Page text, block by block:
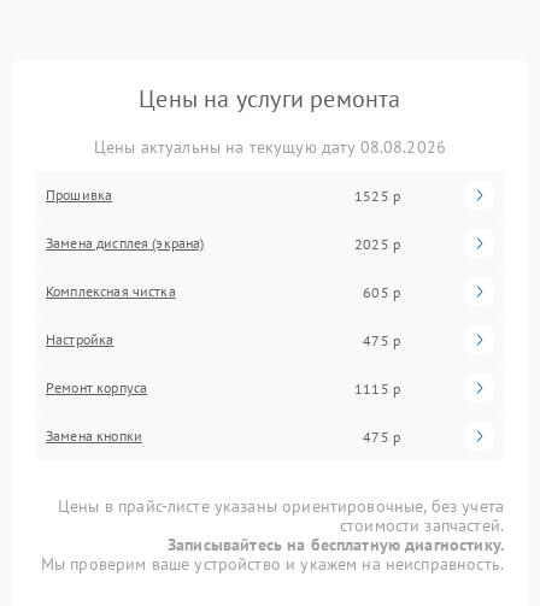
Цены на услуги ремонта
Цены актуальны на текущую дату 08.08.2026
Прошивка 1525 р
Замена дисплея (экрана) 2025 р
Комплексная чистка 605 р
Настройка 475 р
Ремонт корпуса 1115 р
Замена кнопки 475 р
Цены в прайс-листе указаны ориентировочные, без учета
стоимости запчастей.
Записывайтесь на бесплатную диагностику.
Мы проверим ваше устройство и укажем на неисправность.